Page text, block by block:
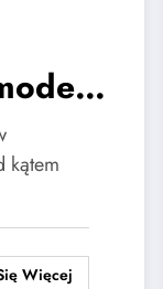
kątem
Więcej